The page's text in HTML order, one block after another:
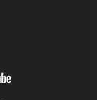
youtube-